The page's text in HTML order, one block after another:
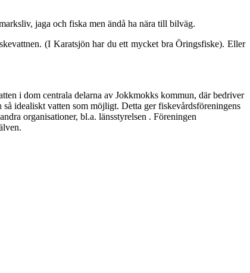
jaga och fiska men ändå ha nära till bilväg.
(I Karatsjön har du ett mycket bra Öringsfiske). Eller
i dom centrala delarna av Jokkmokks kommun, där bedriver
idealiskt vatten som möjligt. Detta ger fiskevårdsföreningens
organisationer, bl.a. länsstyrelsen . Föreningen